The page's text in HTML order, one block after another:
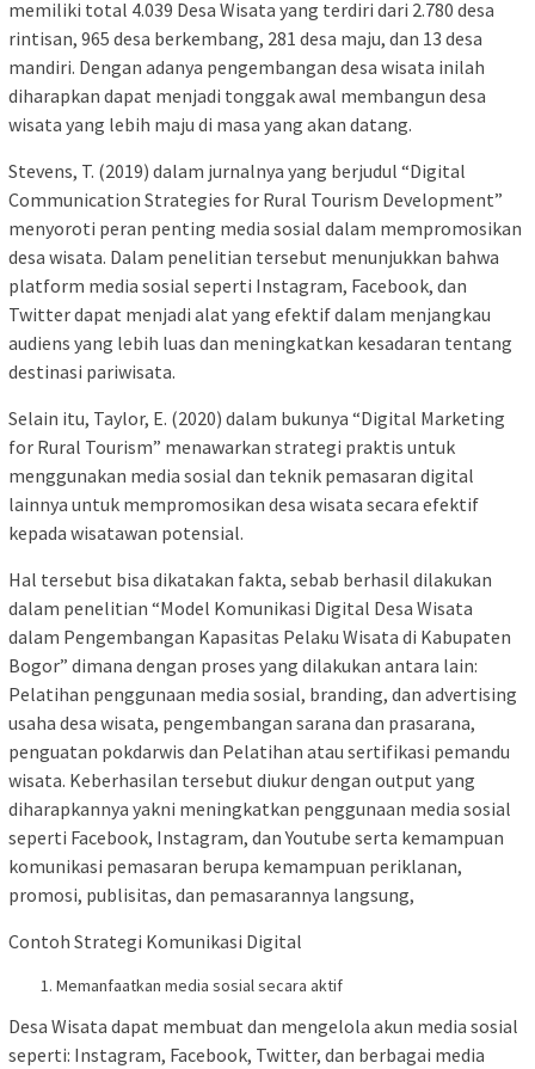
memiliki total 4.039 Desa Wisata yang terdiri dari 2.780 desa
rintisan, 965 desa berkembang, 281 desa maju, dan 13 desa
mandiri. Dengan adanya pengembangan desa wisata inilah
diharapkan dapat menjadi tonggak awal membangun desa
wisata yang lebih maju di masa yang akan datang.
Stevens, T. (2019) dalam jurnalnya yang berjudul “Digital
Communication Strategies for Rural Tourism Development”
menyoroti peran penting media sosial dalam mempromosikan
desa wisata. Dalam penelitian tersebut menunjukkan bahwa
platform media sosial seperti Instagram, Facebook, dan
Twitter dapat menjadi alat yang efektif dalam menjangkau
audiens yang lebih luas dan meningkatkan kesadaran tentang
destinasi pariwisata.
Selain itu, Taylor, E. (2020) dalam bukunya “Digital Marketing
for Rural Tourism” menawarkan strategi praktis untuk
menggunakan media sosial dan teknik pemasaran digital
lainnya untuk mempromosikan desa wisata secara efektif
kepada wisatawan potensial.
Hal tersebut bisa dikatakan fakta, sebab berhasil dilakukan
dalam penelitian “Model Komunikasi Digital Desa Wisata
dalam Pengembangan Kapasitas Pelaku Wisata di Kabupaten
Bogor” dimana dengan proses yang dilakukan antara lain:
Pelatihan penggunaan media sosial, branding, dan advertising
usaha desa wisata, pengembangan sarana dan prasarana,
penguatan pokdarwis dan Pelatihan atau sertifikasi pemandu
wisata. Keberhasilan tersebut diukur dengan output yang
diharapkannya yakni meningkatkan penggunaan media sosial
seperti Facebook, Instagram, dan Youtube serta kemampuan
komunikasi pemasaran berupa kemampuan periklanan,
promosi, publisitas, dan pemasarannya langsung,
Contoh Strategi Komunikasi Digital
Memanfaatkan media sosial secara aktif
Desa Wisata dapat membuat dan mengelola akun media sosial
seperti: Instagram, Facebook, Twitter, dan berbagai media